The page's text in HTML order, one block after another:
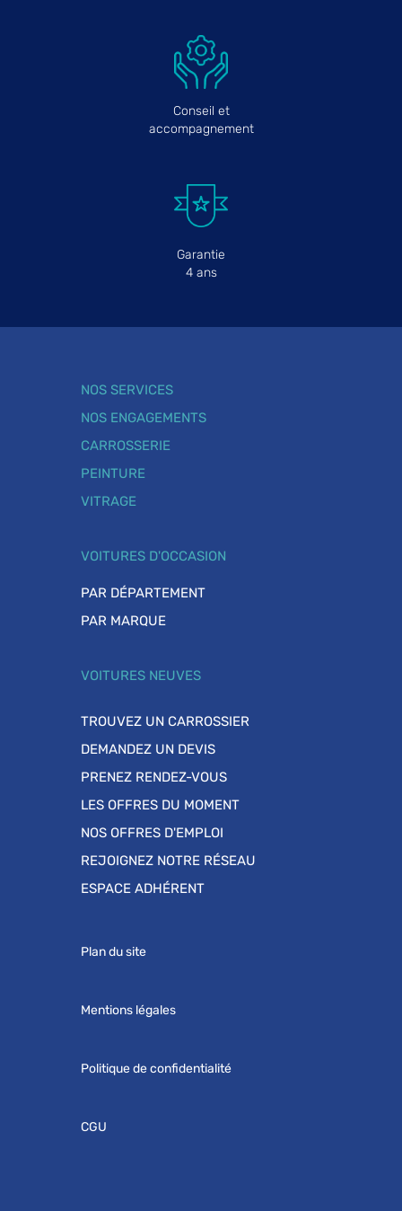
Conseil et
accompagnement
Garantie
4 ans
NOS SERVICES
NOS ENGAGEMENTS
CARROSSERIE
PEINTURE
VITRAGE
VOITURES D'OCCASION
PAR DÉPARTEMENT
PAR MARQUE
VOITURES NEUVES
TROUVEZ UN CARROSSIER
DEMANDEZ UN DEVIS
PRENEZ RENDEZ-VOUS
LES OFFRES DU MOMENT
NOS OFFRES D'EMPLOI
REJOIGNEZ NOTRE RÉSEAU
ESPACE ADHÉRENT
Plan du site
Mentions légales
Politique de confidentialité
CGU